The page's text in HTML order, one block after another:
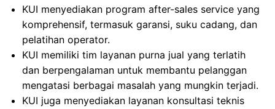
KUI menyediakan program after-sales service yang
komprehensif, termasuk garansi, suku cadang, dan
pelatihan operator.
KUI memiliki tim layanan purna jual yang terlatih
dan berpengalaman untuk membantu pelanggan
mengatasi berbagai masalah yang mungkin terjadi.
KUI juga menyediakan layanan konsultasi teknis